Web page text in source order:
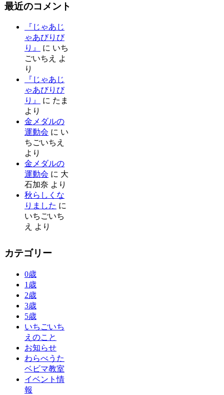
最近のコメント
『じゃあじ
ゃあびりび
り』
に いち
ごいちえ
よ
り
『じゃあじ
ゃあびりび
り』
に たま
より
金メダルの
運動会 に い
ちごいちえ
より
金メダルの
運動会 に 大
石加奈 より
秋らしくな
りました に
いちごいち
え
より
カテゴリー
0歳
1歳
2歳
3歳
5歳
いちごいち
えのこと
お知らせ
わらべうた
ベビマ教室
イベント情
報